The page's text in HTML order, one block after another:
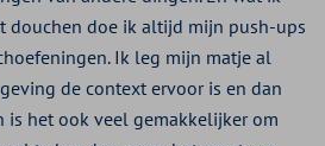
douchen doe ik altijd mijn push-ups
Ik leg mijn matje al
de context ervoor is en dan
is het ook veel gemakkelijker om